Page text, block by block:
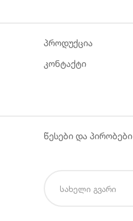
პროდუქცია
კონტაქტი
წესები და პირობები